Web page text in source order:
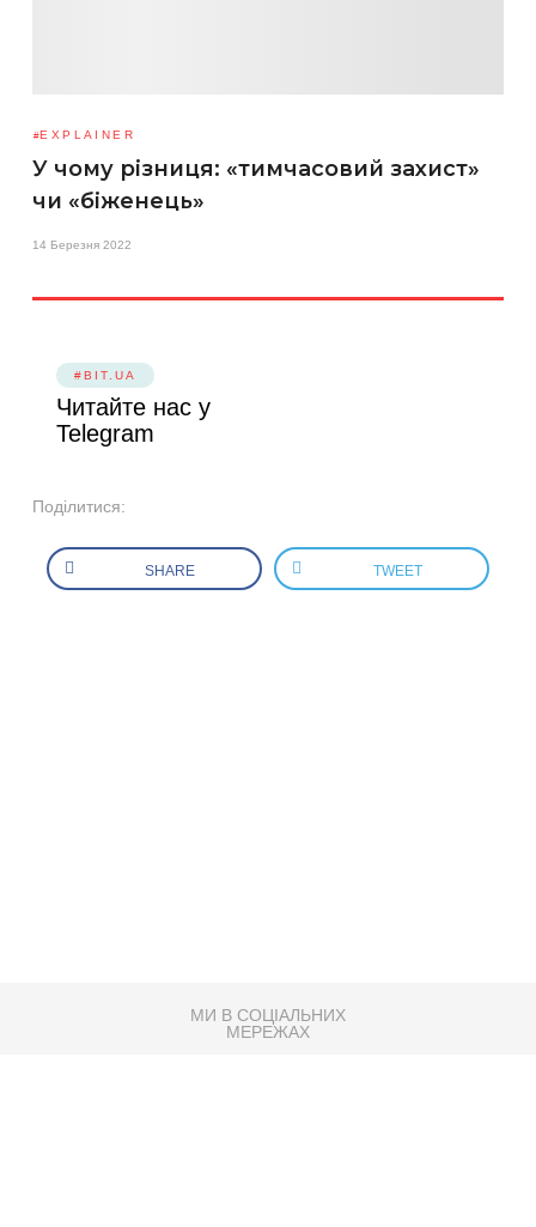
EXPLAINER
У чому різниця: «тимчасовий захист»
чи «біженець»
14 Березня 2022
#BIT.UA
Читайте нас у
Telegram
Поділитися:
SHARE TWEET
МИ В СОЦІАЛЬНИХ
МЕРЕЖАХ